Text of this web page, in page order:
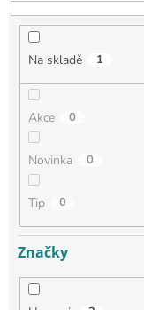
Na skladě 1
Akce 0
Novinka 0
Tip 0
Značky